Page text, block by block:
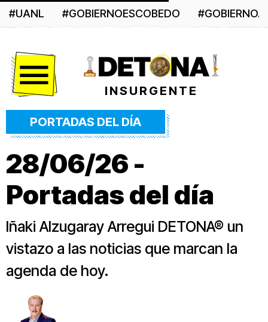
#UANL #GOBIERNOESCOBEDO
INSURGENTE
PORTADAS DEL DÍA
28/06/26 -
Portadas del día
Iñaki Alzugaray Arregui DETONA® un
vistazo a las noticias que marcan la
agenda de hoy.